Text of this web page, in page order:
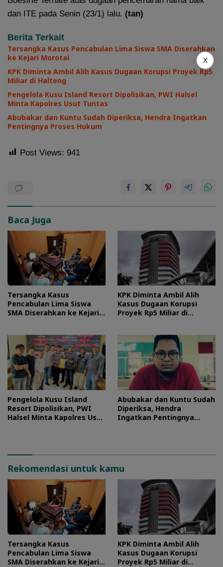
dan ITE pada Senin (23/1) lalu. (tan)
Berita Terkait
Tersangka Kasus Pencabulan Lima Siswa SMA Diserahkan
ke Kejari Morotai
KPK Diminta Ambil Alih Kasus Dugaan Korupsi Proyek Rp5
Miliar di Halteng
Pengelola Kusu Island Resort Dipolisikan, PWI Halsel
Minta Kapolres Usut Tuntas
Abubakar dan Kuntu Sudah Diperiksa, Hendra Ingatkan
Pentingnya Proses Hukum
Post Views: 941
Baca Juga
Tersangka Kasus
Pencabulan Lima Siswa
SMA Diserahkan ke Kejari
KPK Diminta Ambil Alih
Kasus Dugaan Korupsi
Proyek Rp5 Miliar di
Pengelola Kusu Island
Resort Dipolisikan, PWI
Halsel Minta Kapolres Usut
Abubakar dan Kuntu Sudah
Diperiksa, Hendra
Ingatkan Pentingnya
Rekomendasi untuk kamu
Tersangka Kasus
Pencabulan Lima Siswa
SMA Diserahkan ke Kejari
KPK Diminta Ambil Alih
Kasus Dugaan Korupsi
Proyek Rp5 Miliar di
X